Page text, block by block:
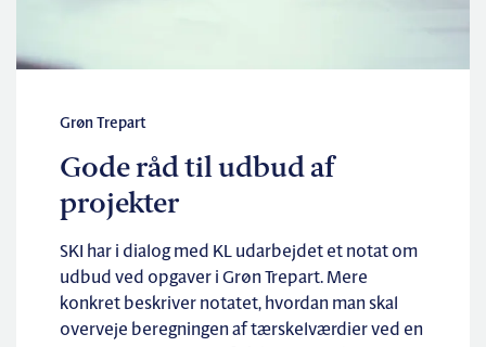
Grøn Trepart
Gode råd til udbud af
projekter
SKI har i dialog med KL udarbejdet et notat om
udbud ved opgaver i Grøn Trepart. Mere
konkret beskriver notatet, hvordan man skal
overveje beregningen af tærskelværdier ved en